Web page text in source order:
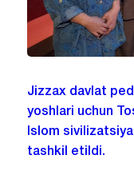
Jizzax davlat
yoshlari uchun
Islom
tashkil etildi.